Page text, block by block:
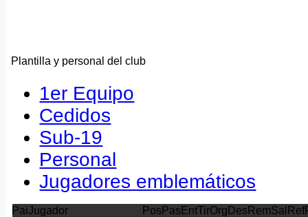
Plantilla y personal del club
1er Equipo
Cedidos
Sub-19
Personal
Jugadores emblemáticos
PaiJugador Pos Pas EntTirOrg Des RemSal Ref